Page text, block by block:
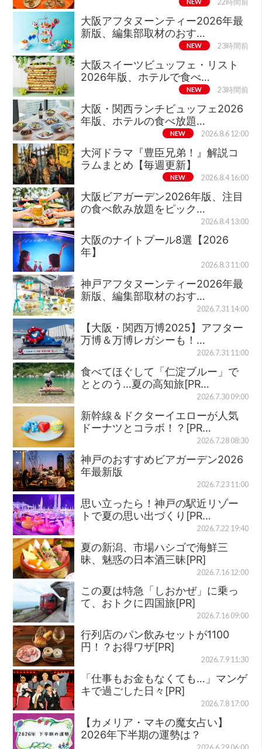
NEW 22時間前
大阪アフタヌーンティー2026年最
新版、編集部取材のおす…
NEW 23時間前
大阪スイーツビュッフェ・リスト
2026年版、ホテルで食べ…
NEW 23時間前
大阪・関西ランチビュッフェ2026
年版、ホテルの食べ放題…
NEW 2026.8.6 12:00
大河ドラマ『豊臣兄弟！』解説コ
ラムまとめ【毎週更新】
NEW 2026.8.4 16:00
大阪ビアガーデン2026年版、注目
の食べ飲み放題をピック…
2026.8.4 13:00
大阪のナイトプール8選【2026
年】
2026.8.3 11:00
神戸アフタヌーンティー2026年最
新版、編集部取材のおす…
2026.7.31 14:00
【大阪・関西万博2025】アフター
万博＆万博レガシーも！…
2026.7.31 11:00
食べてほぐして「仁淀ブルー」で
ととのう…夏の高知旅[PR…
2026.7.30 09:00
新幹線＆ドクターイエローが人気
ドーナツとコラボ！？[PR…
2026.7.28 08:30
神戸のおすすめビアガーデン2026
年最新版
2026.7.23 11:00
思い立ったら！神戸の駅近リゾー
トで夏の思い出づくり[PR…
2026.7.22 19:40
夏の新潟、市場ハシゴで海鮮三
昧、魅惑の日本酒三昧[PR]
2026.7.16 12:00
この夏は特急「しおかぜ」に乗っ
て、おトクに四国旅[PR]
2026.7.16 09:00
行列店のパン飲みセットが1100
円！？お得ワザ[PR]
2026.7.9 11:30
「仕事もお金もなくても…」マンゲ
キで過ごした日々[PR]
2026.7.8 17:00
【カメリア・マキの魔女占い】
2026年下半期の運勢は？